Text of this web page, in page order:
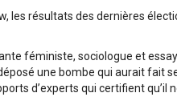
les résultats des dernières
féministe, sociologue et
une bombe qui aurait fait
d’experts qui certifient qu’il